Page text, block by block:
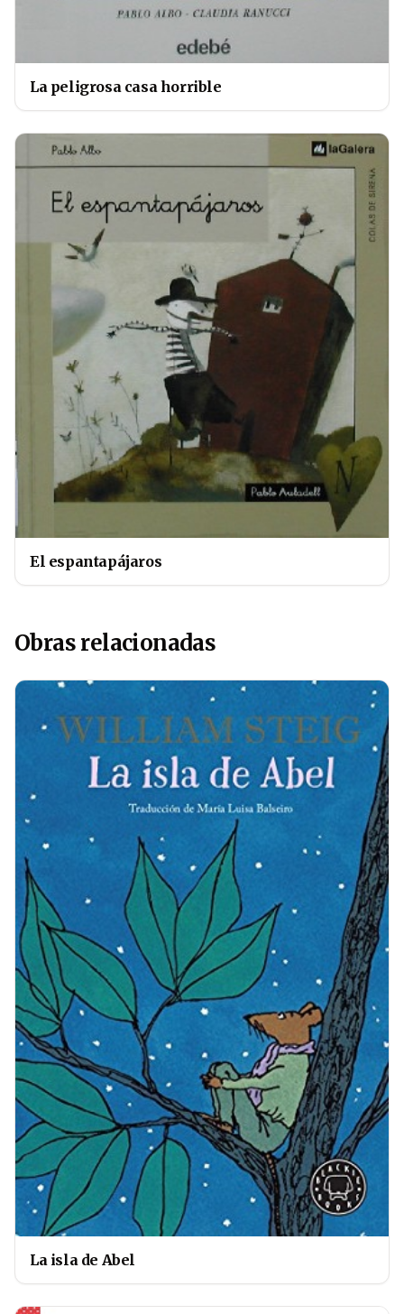
La peligrosa casa horrible
El espantapájaros
Obras relacionadas
La isla de Abel